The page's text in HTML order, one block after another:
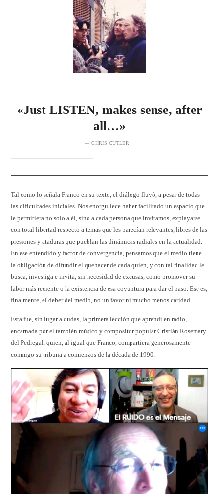
«Just LISTEN, makes sense, after
all…»
— CHRIS CUTLER
Tal como lo señala Franco en su texto, el diálogo fluyó, a pesar de todas
las dificultades iniciales. Nos enorgullece haber facilitado un espacio que
le permitiera no solo a él, sino a cada persona que invitamos, explayarse
con total libertad respecto a temas que les parecían relevantes, libres de las
presiones y ataduras que pueblan las dinámicas radiales en la actualidad.
En ese entendido y factor de convergencia, pensamos que el medio tiene
la obligación de difundir el quehacer de cada quien, y con tal finalidad le
busca, investiga e invita, sin necesidad de excusas, como promover su
labor más reciente o la existencia de esa coyuntura para dar el paso. Ese es,
finalmente, el deber del medio, no un favor ni mucho menos caridad.
Esta fue, sin lugar a dudas, la primera lección que aprendí en radio,
encarnada por el también músico y compositor popular Cristián Rosemary
del Pedregal, quien, al igual que Franco, compartiera generosamente
conmigo su tribuna a comienzos de la década de 1990.